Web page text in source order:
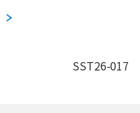
SST26-017